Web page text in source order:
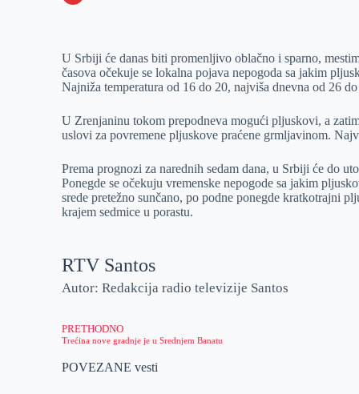
e
r
I
n
s
A
p
a
i
U Srbiji će danas biti promenljivo oblačno i sparno,
časova očekuje se lokalna pojava nepogoda sa jakim
Najniža temperatura od 16 do 20, najviša dnevna od 26
U Zrenjaninu tokom prepodneva mogući pljuskovi, a
uslovi za povremene pljuskove praćene grmljavinom.
Prema prognozi za narednih sedam dana, u Srbiji će do
Ponegde se očekuju vremenske nepogode sa jakim
srede pretežno sunčano, po podne ponegde kratkotrajni
krajem sedmice u porastu.
RTV Santos
Autor: Redakcija radio televizije Santos
PRETHODNO
Trećina nove gradnje je u Srednjem Banatu
POVEZANE vesti